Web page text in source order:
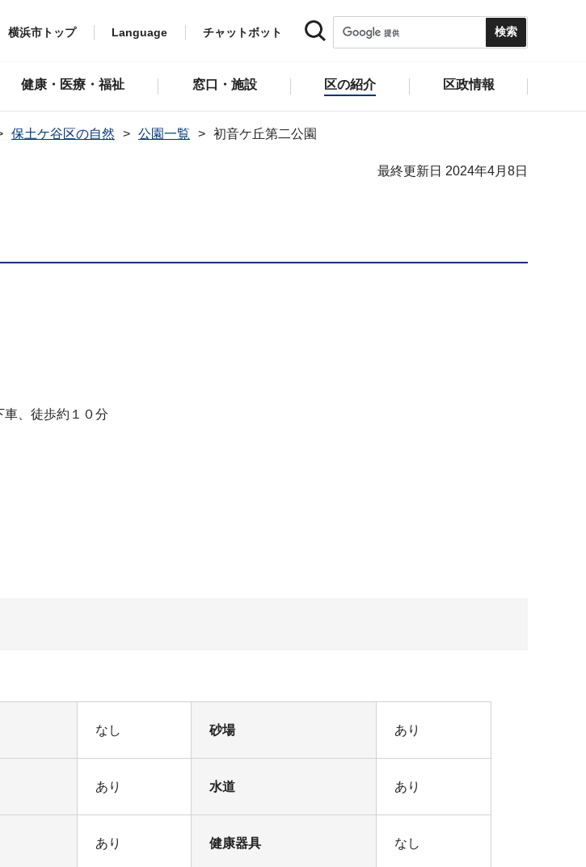
横浜市トップ Language チャットボット
健康・医療・福祉 窓口・施設 区の紹介 区政情報
保土ケ谷区の自然 公園一覧 初音ケ丘第二公園
最終更新日 2024年4月8日
車、徒歩約１０分
なし 砂場 あり
あり 水道 あり
あり 健康器具 なし